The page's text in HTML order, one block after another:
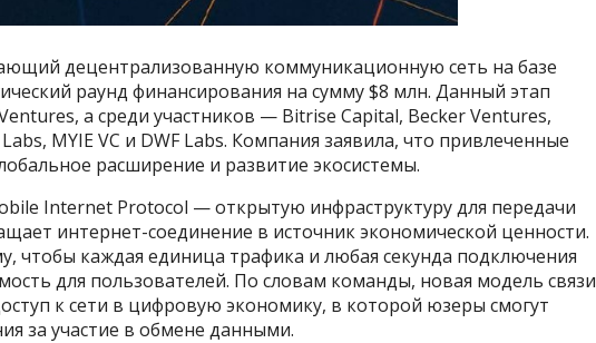
децентрализованную коммуникационную сеть на базе
раунд финансирования на сумму $8 млн. Данный этап
а среди участников — Bitrise Capital, Becker Ventures,
MYIE VC и DWF Labs. Компания заявила, что привлеченные
расширение и развитие экосистемы.
Internet Protocol — открытую инфраструктуру для передачи
интернет-соединение в источник экономической ценности.
чтобы каждая единица трафика и любая секунда подключения
для пользователей. По словам команды, новая модель связи
к сети в цифровую экономику, в которой юзеры смогут
за участие в обмене данными.